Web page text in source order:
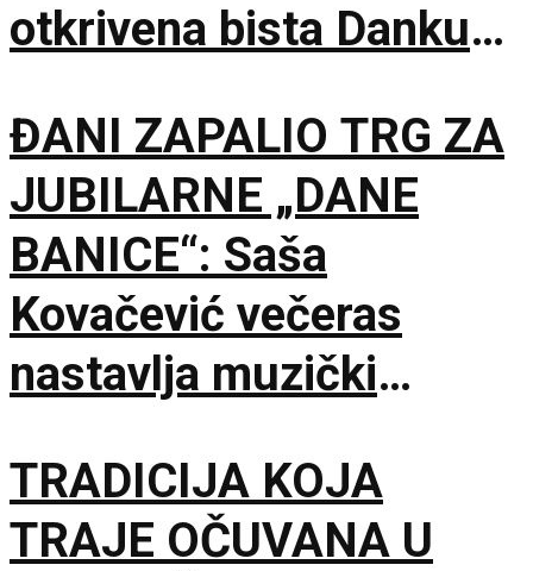
otkrivena bista Danku
ĐANI ZAPALIO TRG ZA
JUBILARNE „DANE
BANICE“: Saša
Kovačević večeras
nastavlja muzički
TRADICIJA KOJA
TRAJE OČUVANA U